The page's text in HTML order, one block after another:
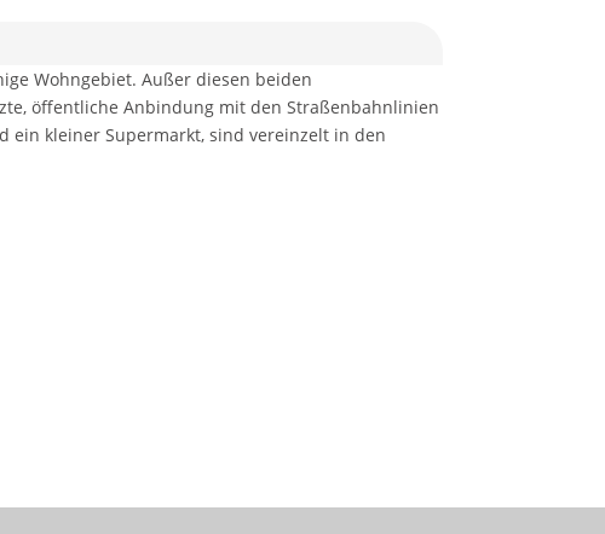
Wohngebiet. Außer diesen beiden
öffentliche Anbindung mit den Straßenbahnlinien
ein kleiner Supermarkt, sind vereinzelt in den